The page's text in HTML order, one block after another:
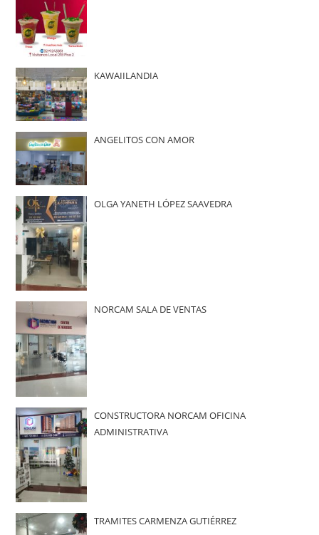
KAWAIILANDIA
ANGELITOS CON AMOR
OLGA YANETH LÓPEZ SAAVEDRA
NORCAM SALA DE VENTAS
CONSTRUCTORA NORCAM OFICINA
ADMINISTRATIVA
TRAMITES CARMENZA GUTIÉRREZ